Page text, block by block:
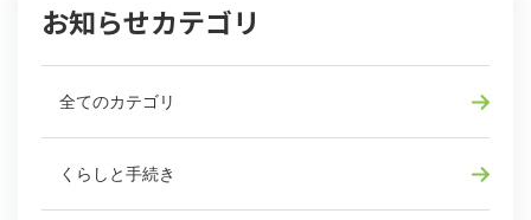
お知らせカテゴリ
全てのカテゴリ
くらしと手続き